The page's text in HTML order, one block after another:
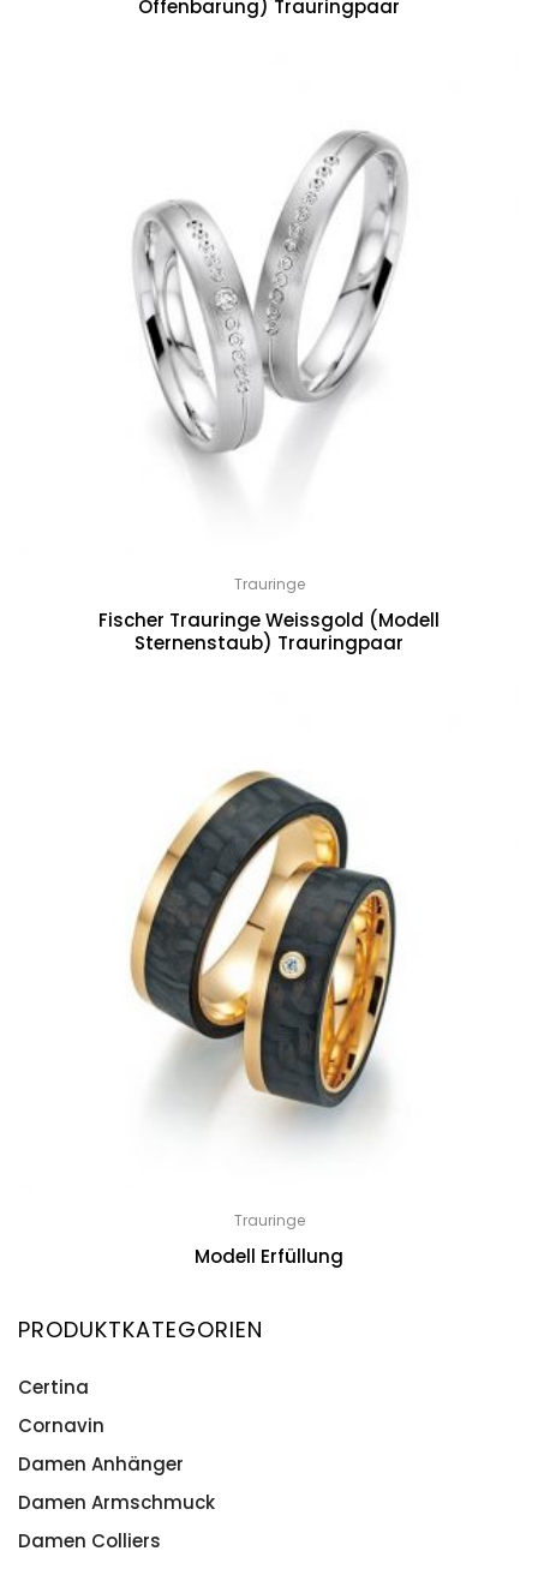
Offenbarung) Trauringpaar
Trauringe
Fischer Trauringe Weissgold (Modell
Sternenstaub) Trauringpaar
Trauringe
Modell Erfüllung
PRODUKTKATEGORIEN
Certina
Cornavin
Damen Anhänger
Damen Armschmuck
Damen Colliers